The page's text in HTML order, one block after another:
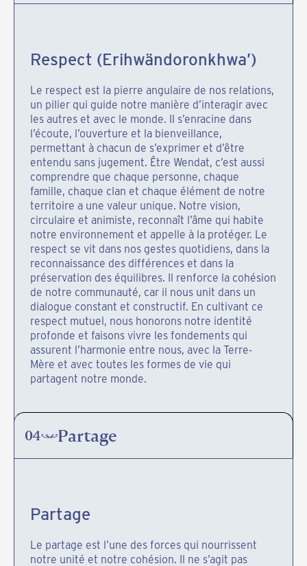
Respect (Erihwändoronkhwa’)
Le respect est la pierre angulaire de nos relations,
un pilier qui guide notre manière d’interagir avec
les autres et avec le monde. Il s’enracine dans
l’écoute, l’ouverture et la bienveillance,
permettant à chacun de s’exprimer et d’être
entendu sans jugement. Être Wendat, c’est aussi
comprendre que chaque personne, chaque
famille, chaque clan et chaque élément de notre
territoire a une valeur unique. Notre vision,
circulaire et animiste, reconnaît l’âme qui habite
notre environnement et appelle à la protéger. Le
respect se vit dans nos gestes quotidiens, dans la
reconnaissance des différences et dans la
préservation des équilibres. Il renforce la cohésion
de notre communauté, car il nous unit dans un
dialogue constant et constructif. En cultivant ce
respect mutuel, nous honorons notre identité
profonde et faisons vivre les fondements qui
assurent l’harmonie entre nous, avec la Terre-
Mère et avec toutes les formes de vie qui
partagent notre monde.
Partage
04
Partage
Le partage est l’une des forces qui nourrissent
notre unité et notre cohésion. Il ne s’agit pas